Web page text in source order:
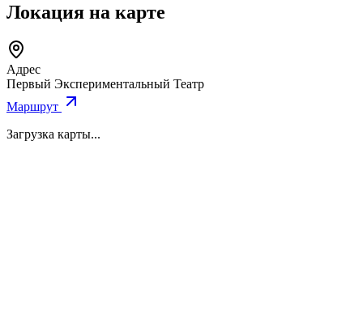
Локация на карте
Адрес
Первый Экспериментальный Театр
Маршрут
Загрузка карты...